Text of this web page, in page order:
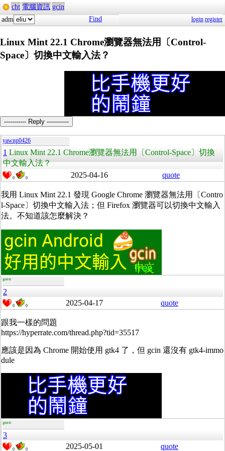
cht 電腦資訊 gcin
adm
Find login register
Linux Mint 22.1 Chrome瀏覽器無法用〔Control-
Space〕切換中文輸入法？
----------- Reply -----------
yawnp0426
1 Linux Mint 22.1 Chrome瀏覽器無法用〔Control-Space〕切換
中文輸入法？
0 0 2025-04-16 quote
我用 Linux Mint 22.1 發現 Google Chrome 瀏覽器無法用〔Contro
l-Space〕切換中文輸入法；但 Firefox 瀏覽器可以切換中文輸入
法。不知道該怎麼解決？
guest
2
0 0 2025-04-17 quote
跟我一樣的問題
https://hyperrate.com/thread.php?tid=35517
應該是因為 Chrome 開始使用 gtk4 了，但 gcin 還沒有 gtk4-immo
dule
guest
3
0 0 2025-05-01 quote